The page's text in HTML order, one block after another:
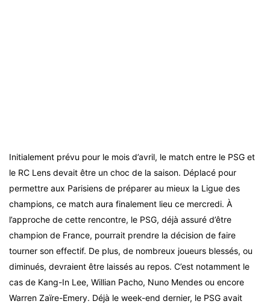
Initialement prévu pour le mois d’avril, le match entre le PSG et
le RC Lens devait être un choc de la saison. Déplacé pour
permettre aux Parisiens de préparer au mieux la Ligue des
champions, ce match aura finalement lieu ce mercredi. À
l’approche de cette rencontre, le PSG, déjà assuré d’être
champion de France, pourrait prendre la décision de faire
tourner son effectif. De plus, de nombreux joueurs blessés, ou
diminués, devraient être laissés au repos. C’est notamment le
cas de Kang-In Lee, Willian Pacho, Nuno Mendes ou encore
Warren Zaïre-Emery. Déjà le week-end dernier, le PSG avait